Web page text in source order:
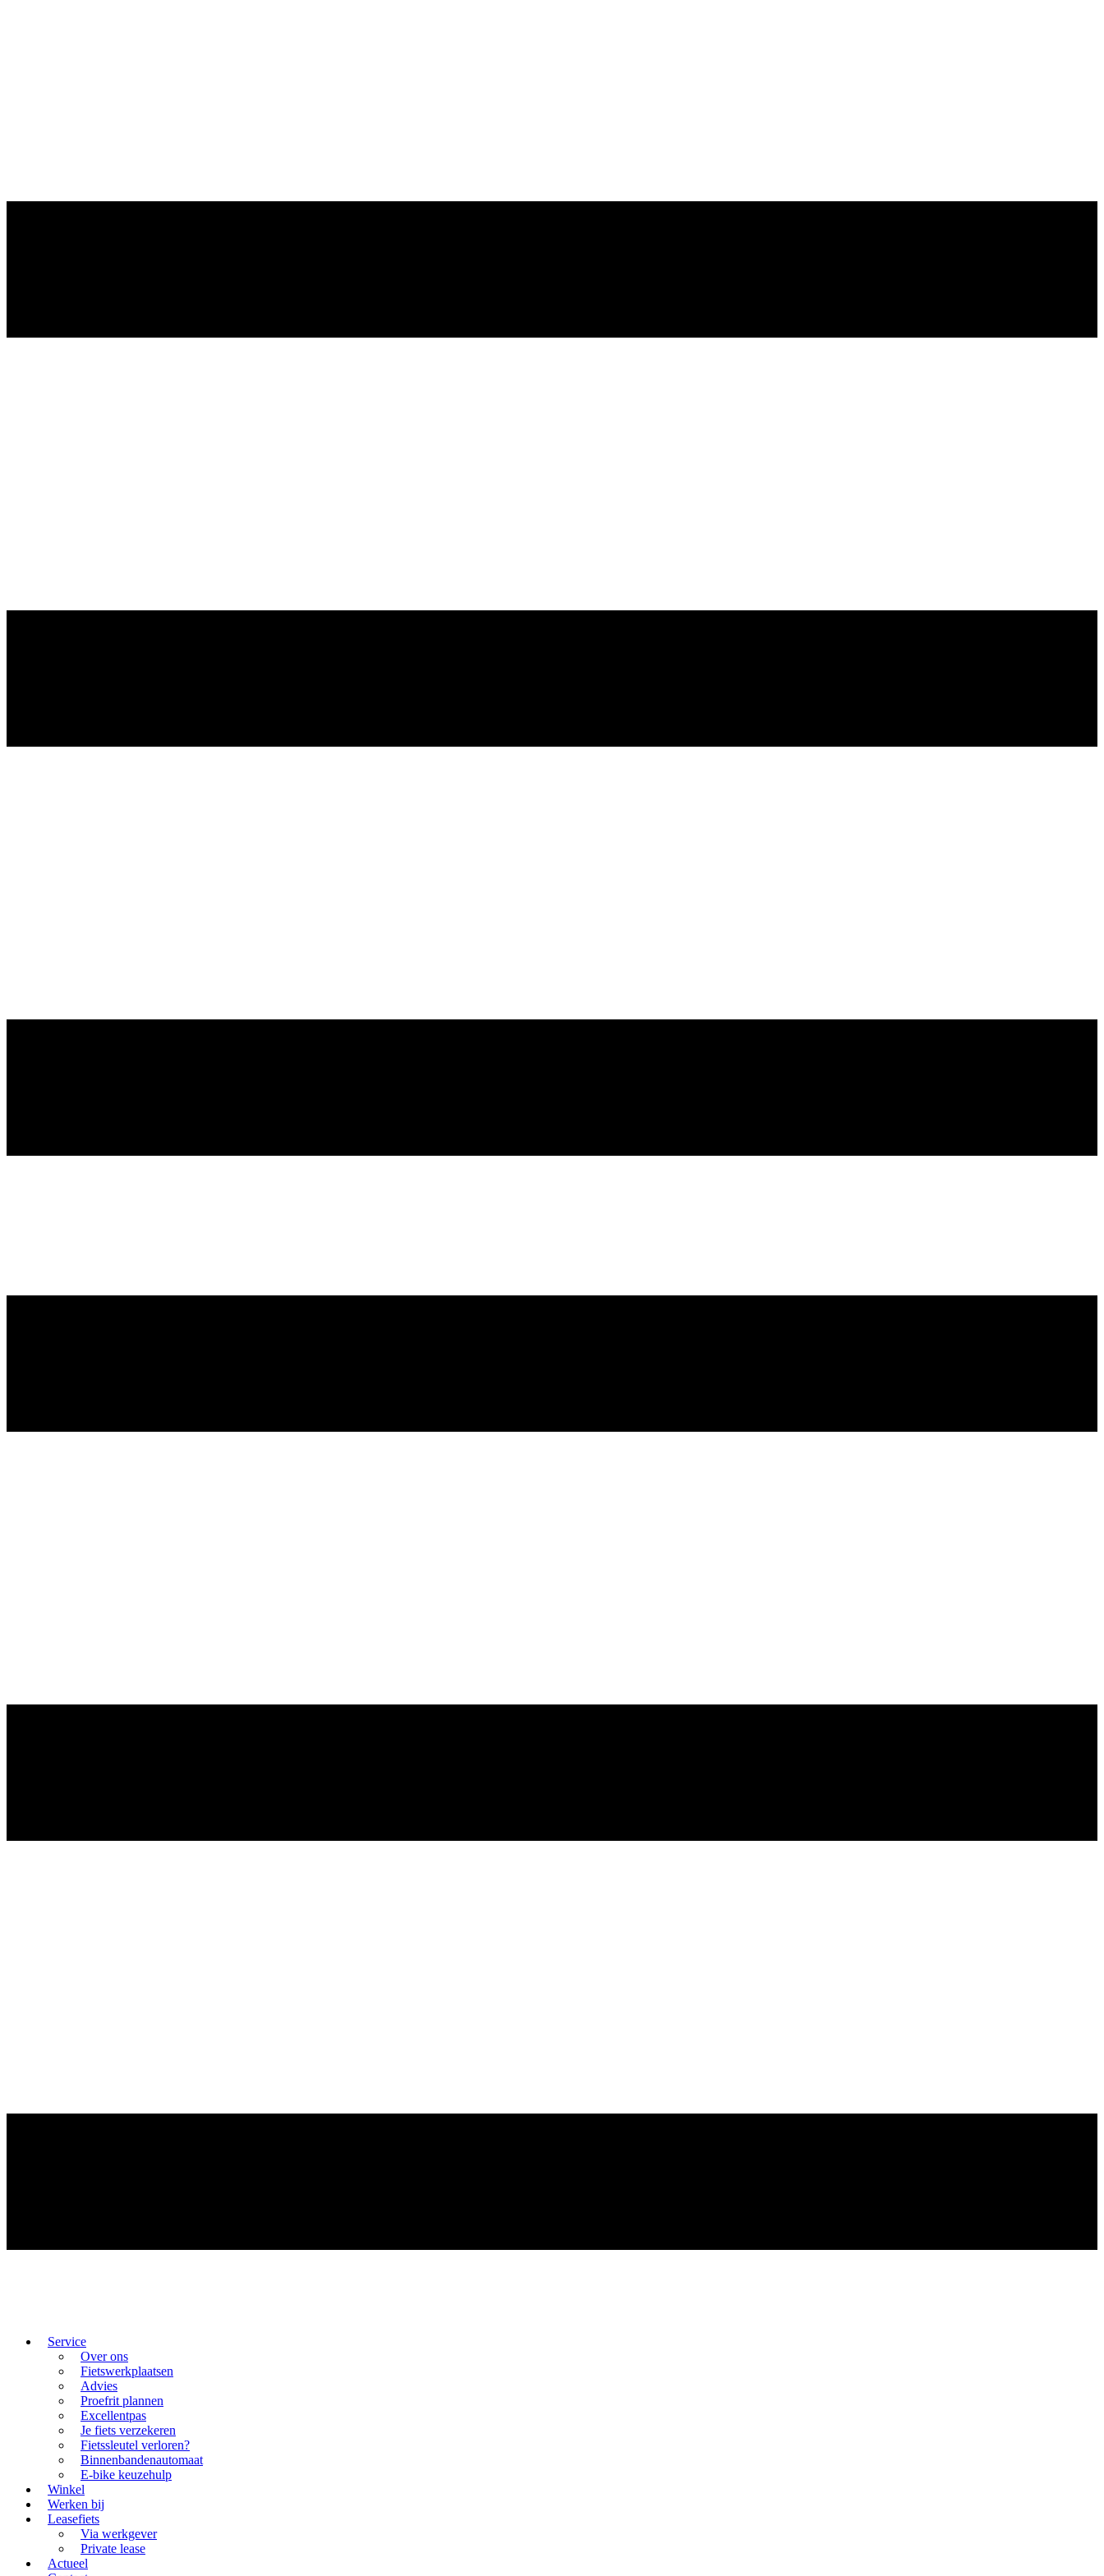
Service
Over ons
Fietswerkplaatsen
Advies
Proefrit plannen
Excellentpas
Je fiets verzekeren
Fietssleutel verloren?
Binnenbandenautomaat
E-bike keuzehulp
Winkel
Werken bij
Leasefiets
Via werkgever
Private lease
Actueel